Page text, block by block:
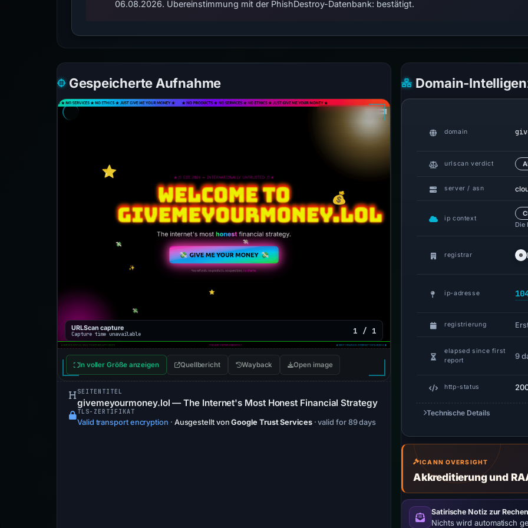
06.08.2026. Übereinstimmung mit der PhishDestroy-Datenbank: bestätigt.
Gespeicherte Aufnahme
URLScan capture
Capture time unavailable 1 / 1
In voller Größe anzeigen Quellbericht Wayback Open image
SEITENTITEL
givemeyourmoney.lol — The Internet's Most Honest Financial Strategy
TLS-ZERTIFIKAT
Valid transport encryption · Ausgestellt vonGoogle Trust Services · valid for 89 days
Domain-
domain
urlscan verdict
server / asn
ip context
Die
registrar
ip-adresse
registrierung
elapsed since first
report
9
http-status
Technische Details
ICANN OVERSIGHT
Akkreditierung und
Satirische Notiz zur
Nichts wird automatisch